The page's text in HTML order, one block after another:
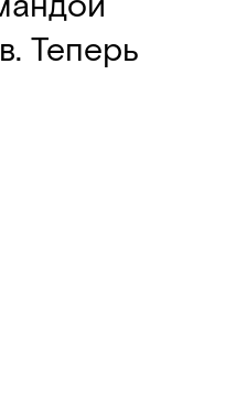
Теперь